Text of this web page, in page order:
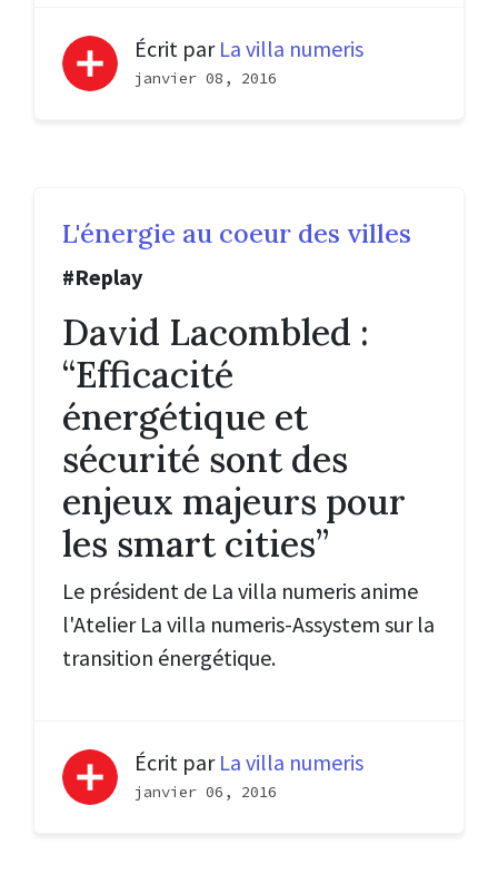
Écrit par La villa numeris
janvier 08, 2016
L'énergie au coeur des villes
#Replay
David Lacombled :
“Efficacité
énergétique et
sécurité sont des
enjeux majeurs pour
les smart cities”
Le président de La villa numeris anime
l'Atelier La villa numeris-Assystem sur la
transition énergétique.
Écrit par La villa numeris
janvier 06, 2016